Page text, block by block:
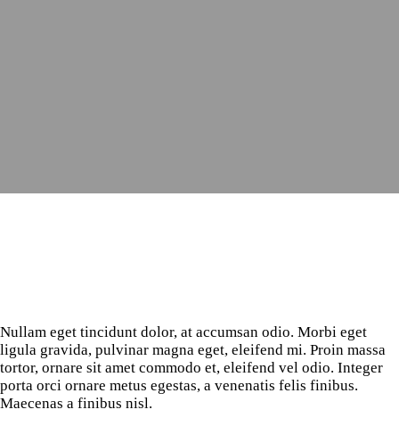
Nullam eget tincidunt dolor, at accumsan odio. Morbi eget
ligula gravida, pulvinar magna eget, eleifend mi. Proin massa
tortor, ornare sit amet commodo et, eleifend vel odio. Integer
porta orci ornare metus egestas, a venenatis felis finibus.
Maecenas a finibus nisl.